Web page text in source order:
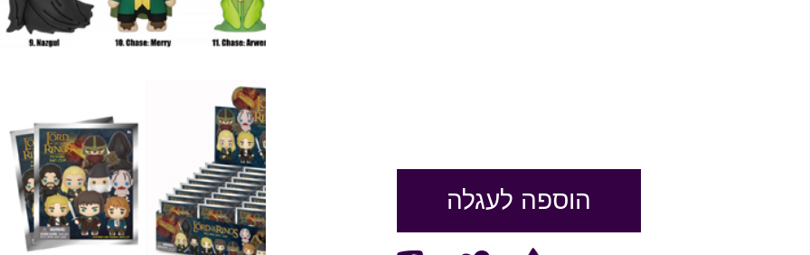
הוספה לעגלה